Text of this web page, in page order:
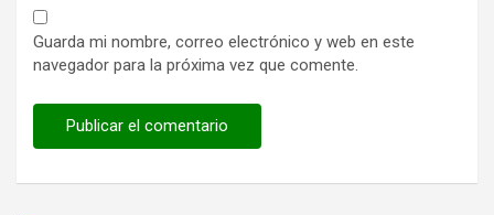
Guarda mi nombre, correo electrónico y web en este
navegador para la próxima vez que comente.